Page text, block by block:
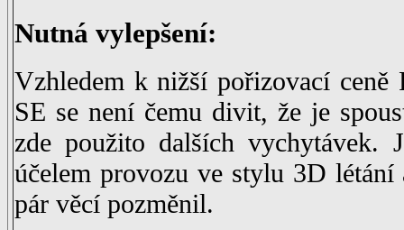
Nutná vylepšení:
Vzhledem k nižší pořizovací
SE se není čemu divit, že je
zde použito dalších vychytávek.
účelem provozu ve stylu 3D
pár věcí pozměnil.